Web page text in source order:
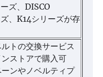
ズ、DISCO
、K14シリーズが存
トの交換サービス
ストアで購入可
ンやノベルティプ